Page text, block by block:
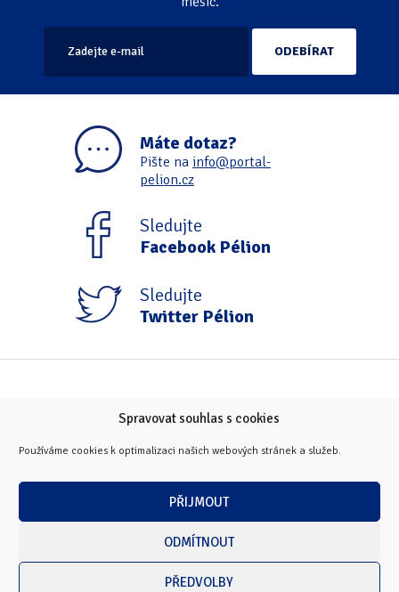
Spravovat souhlas s cookies
Používáme cookies k optimalizaci našich webových stránek a služeb.
PŘIJMOUT
ODMÍTNOUT
PŘEDVOLBY
Máte dotaz?
Pište na info@portal-
pelion.cz
Sledujte
Facebook Pélion
Sledujte
Twitter Pélion